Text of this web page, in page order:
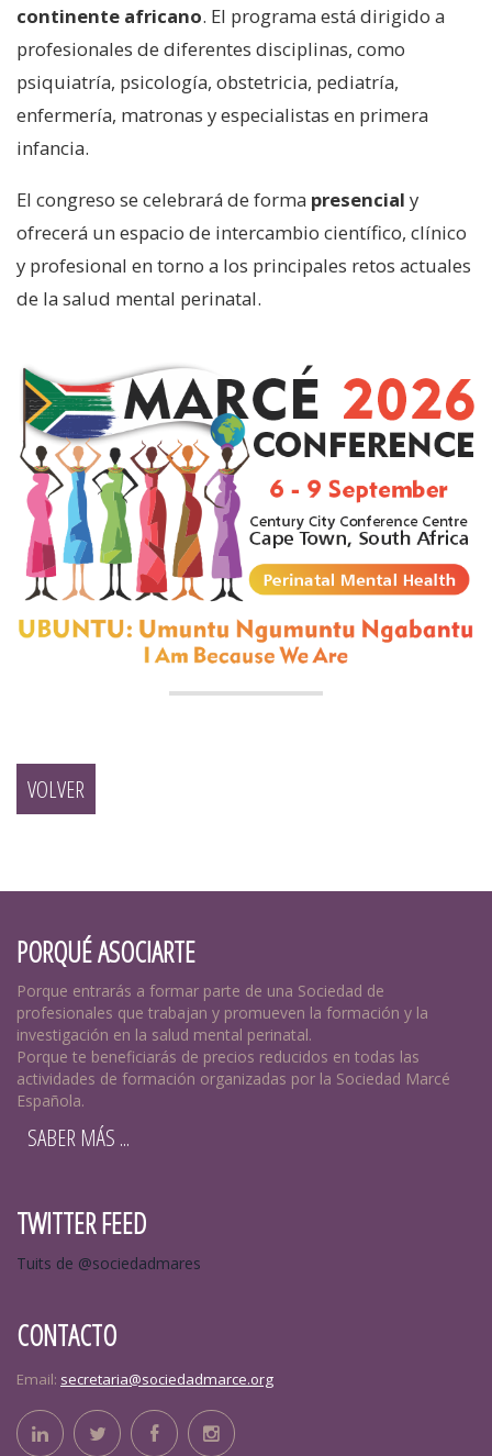
continente africano. El programa está dirigido a
profesionales de diferentes disciplinas, como
psiquiatría, psicología, obstetricia, pediatría,
enfermería, matronas y especialistas en primera
infancia.
El congreso se celebrará de forma presencial y
ofrecerá un espacio de intercambio científico, clínico
y profesional en torno a los principales retos actuales
de la salud mental perinatal.
VOLVER
PORQUÉ ASOCIARTE
Porque entrarás a formar parte de una Sociedad de
profesionales que trabajan y promueven la formación y la
investigación en la salud mental perinatal.
Porque te beneficiarás de precios reducidos en todas las
actividades de formación organizadas por la Sociedad Marcé
Española.
SABER MÁS ...
TWITTER FEED
Tuits de @sociedadmares
CONTACTO
Email: secretaria@sociedadmarce.org